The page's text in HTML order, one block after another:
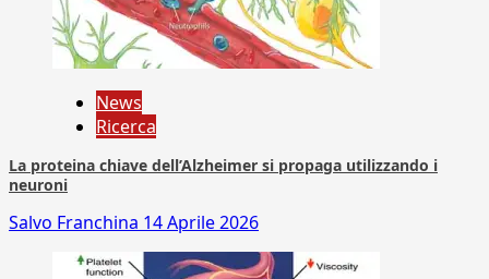
News
Ricerca
La proteina chiave dell’Alzheimer si propaga utilizzando i
neuroni
Salvo Franchina 14 Aprile 2026